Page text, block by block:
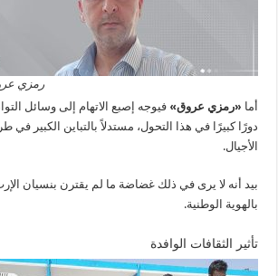
رمزي
أما «رمزي عروق» فيوجه إصبع الاتهام إلى وسائل
دورًا كبيرًا في هذا التحول، مستدلاً بالتباين الكبير في
الأجيال.
بيد أنه لا يرى في ذلك غضاضة ما لم يقترن بنسيان
بالهوية الوطنية.
تأثير الثقافات الوافدة